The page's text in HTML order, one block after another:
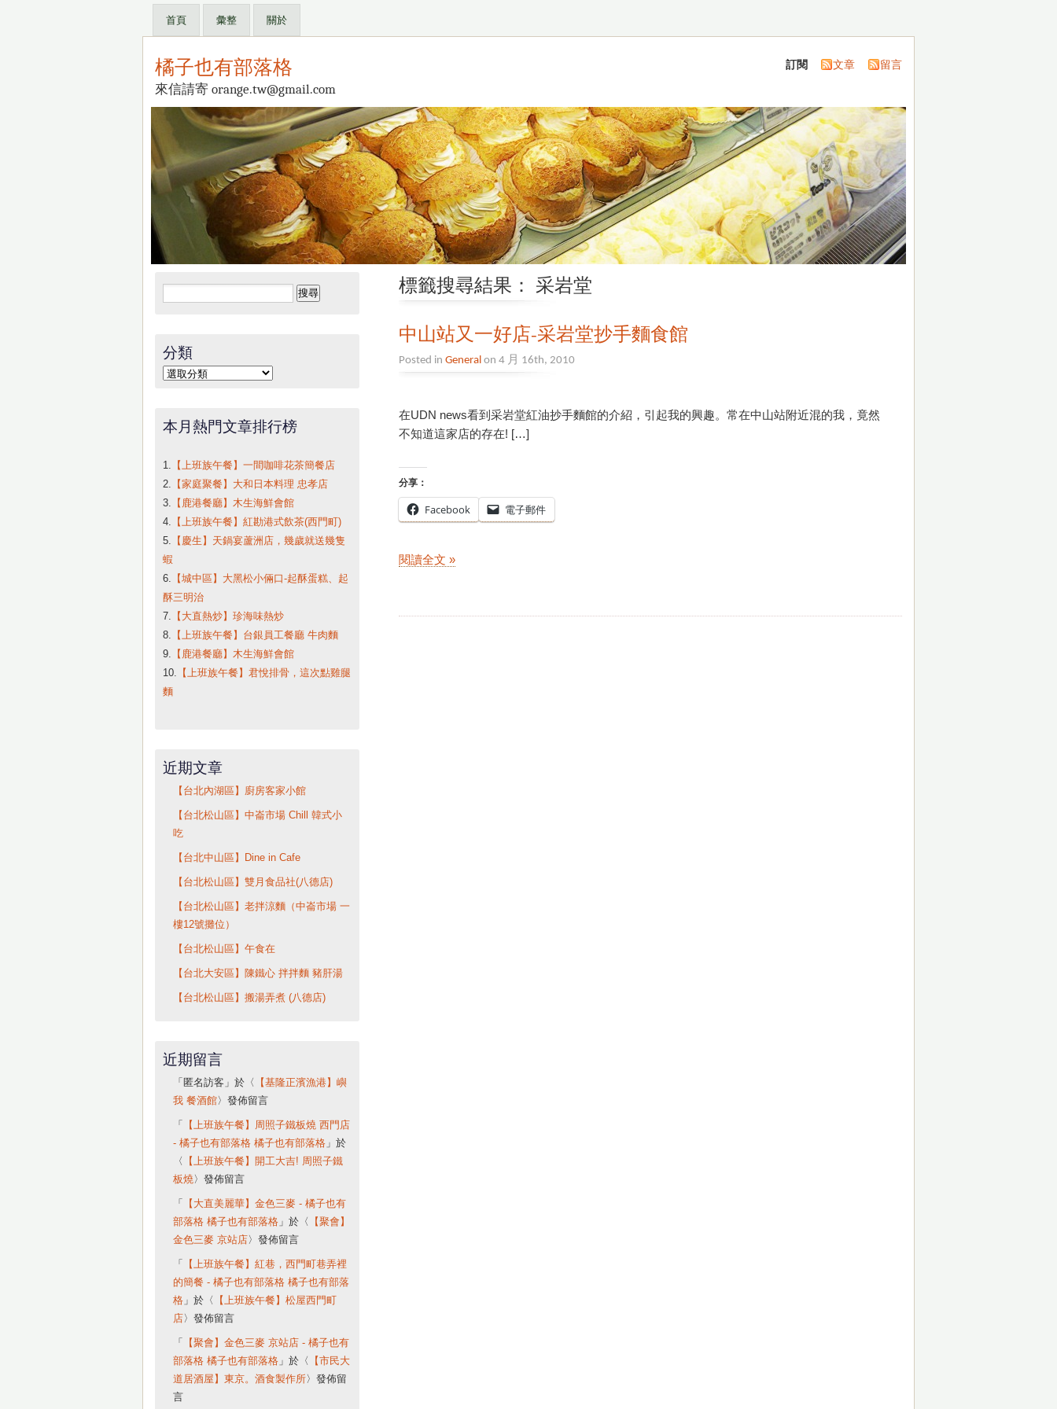
首頁 彙整 關於
橘子也有部落格
來信請寄 orange.tw@gmail.com
訂閱 文章 留言
標籤搜尋結果： 采岩堂
中山站又一好店-采岩堂抄手麵食館
Posted in General on 4 月 16th, 2010
在UDN news看到采岩堂紅油抄手麵館的介紹，引起我的興趣。常在中山站附近混的我，竟然
不知道這家店的存在! […]
分享：
Facebook 電子郵件
閱讀全文 »
搜
尋
字:
分類
分
本月熱門文章排行榜
1. 【上班族午餐】一間咖啡花茶簡餐店
2. 【家庭聚餐】大和日本料理 忠孝店
3. 【鹿港餐廳】木生海鮮會館
4. 【上班族午餐】紅勘港式飲茶(西門町)
5. 【慶生】天鍋宴蘆洲店，幾歲就送幾隻
蝦
6. 【城中區】大黑松小倆口-起酥蛋糕、起
酥三明治
7. 【大直熱炒】珍海味熱炒
8. 【上班族午餐】台銀員工餐廳 牛肉麵
9. 【鹿港餐廳】木生海鮮會館
10. 【上班族午餐】君悅排骨，這次點雞腿
麵
近期文章
【台北內湖區】廚房客家小館
【台北松山區】中崙市場 Chill 韓式小
吃
【台北中山區】Dine in Cafe
【台北松山區】雙月食品社(八德店)
【台北松山區】老拌涼麵（中崙市場 一
樓12號攤位）
【台北松山區】午食在
【台北大安區】陳鐵心 拌拌麵 豬肝湯
【台北松山區】搬湯弄煮 (八德店)
近期留言
「 匿名訪客 」於〈
【基隆正濱漁港】嶼
我 餐酒館〉發佈留言
「
【上班族午餐】周照子鐵板燒 西門店
- 橘子也有部落格 橘子也有部落格」於
〈
【上班族午餐】開工大吉! 周照子鐵
板燒〉發佈留言
「
【大直美麗華】金色三麥 - 橘子也有
部落格 橘子也有部落格」於〈
【聚會】
金色三麥 京站店 〉發佈留言
「
【上班族午餐】紅巷，西門町巷弄裡
的簡餐 - 橘子也有部落格 橘子也有部落
格」於〈
【上班族午餐】松屋西門町
店 〉發佈留言
「
【聚會】金色三麥 京站店 - 橘子也有
部落格 橘子也有部落格」於〈
【市民大
道居酒屋】東京。酒食製作所〉發佈留
言